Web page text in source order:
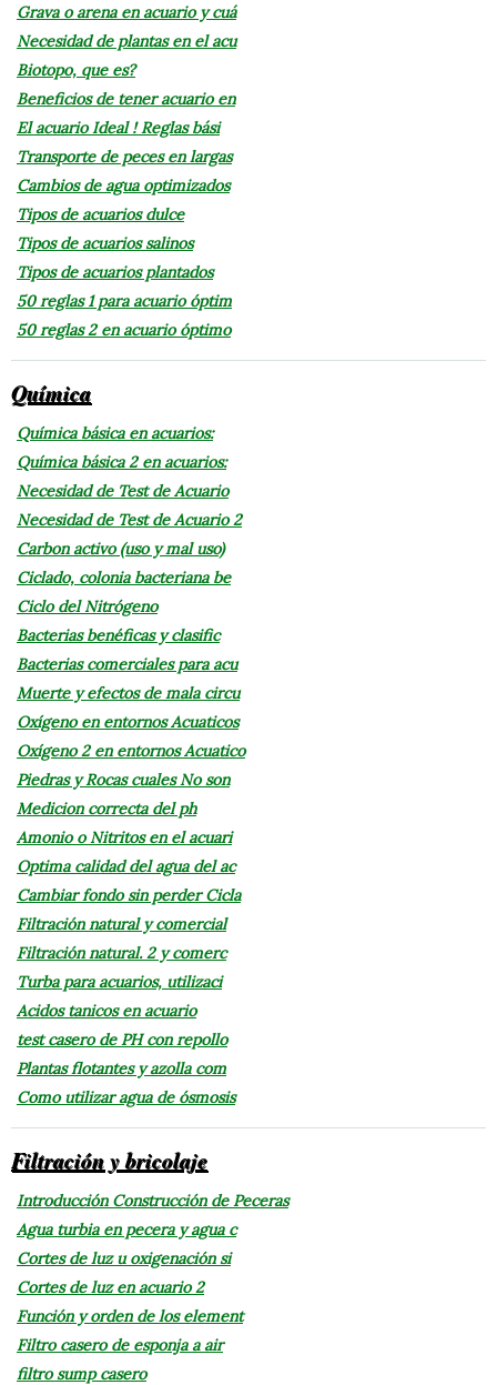
Grava o arena en acuario y cuá
Necesidad de plantas en el acu
Biotopo, que es?
Beneficios de tener acuario en
El acuario Ideal ! Reglas bási
Transporte de peces en largas
Cambios de agua optimizados
Tipos de acuarios dulce
Tipos de acuarios salinos
Tipos de acuarios plantados
50 reglas 1 para acuario óptim
50 reglas 2 en acuario óptimo
Química
Química básica en acuarios:
Química básica 2 en acuarios:
Necesidad de Test de Acuario
Necesidad de Test de Acuario 2
Carbon activo (uso y mal uso)
Ciclado, colonia bacteriana be
Ciclo del Nitrógeno
Bacterias benéficas y clasific
Bacterias comerciales para acu
Muerte y efectos de mala circu
Oxígeno en entornos Acuaticos
Oxígeno 2 en entornos Acuatico
Piedras y Rocas cuales No son
Medicion correcta del ph
Amonio o Nitritos en el acuari
Optima calidad del agua del ac
Cambiar fondo sin perder Cicla
Filtración natural y comercial
Filtración natural. 2 y comerc
Turba para acuarios, utilizaci
Acidos tanicos en acuario
test casero de PH con repollo
Plantas flotantes y azolla com
Como utilizar agua de ósmosis
Filtración y bricolaje
Introducción Construcción de Peceras
Agua turbia en pecera y agua c
Cortes de luz u oxigenación si
Cortes de luz en acuario 2
Función y orden de los element
Filtro casero de esponja a air
filtro sump casero